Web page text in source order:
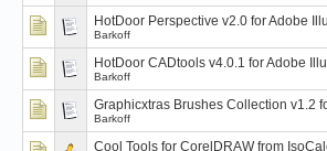
HotDoor Perspective v2.0 for Adobe
Barkoff
HotDoor CADtools v4.0.1 for Adobe
Barkoff
Graphicxtras Brushes Collection v1.2
Barkoff
Cool Tools for CorelDRAW from